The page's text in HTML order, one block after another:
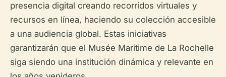
presencia digital creando recorridos virtuales y
recursos en línea, haciendo su colección accesible
a una audiencia global. Estas iniciativas
garantizarán que el Musée Maritime de La Rochelle
siga siendo una institución dinámica y relevante en